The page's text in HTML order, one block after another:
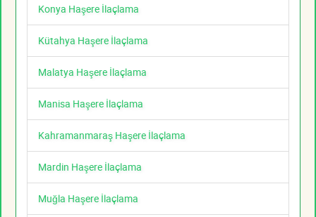
Konya Haşere İlaçlama
Kütahya Haşere İlaçlama
Malatya Haşere İlaçlama
Manisa Haşere İlaçlama
Kahramanmaraş Haşere İlaçlama
Mardin Haşere İlaçlama
Muğla Haşere İlaçlama